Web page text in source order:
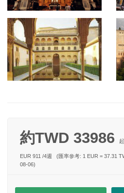
約TWD 33986
EUR 911 /4週
(匯率參考: 1 EUR = 37.31
08-06)